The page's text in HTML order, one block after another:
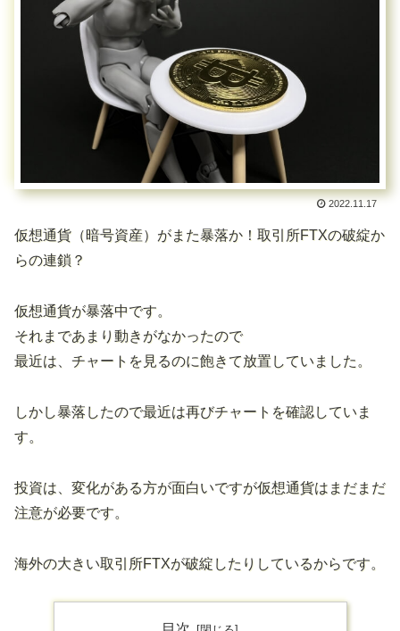
2022.11.17
仮想通貨（暗号資産）がまた暴落か！取引所FTXの破綻か
らの連鎖？
仮想通貨が暴落中です。
それまであまり動きがなかったので
最近は、チャートを見るのに飽きて放置していました。
しかし暴落したので最近は再びチャートを確認していま
す。
投資は、変化がある方が面白いですが仮想通貨はまだまだ
注意が必要です。
海外の大きい取引所FTXが破綻したりしているからです。